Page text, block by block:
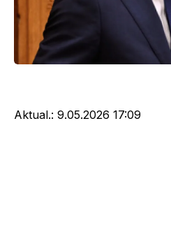
Aktual.: 9.05.2026 17:09